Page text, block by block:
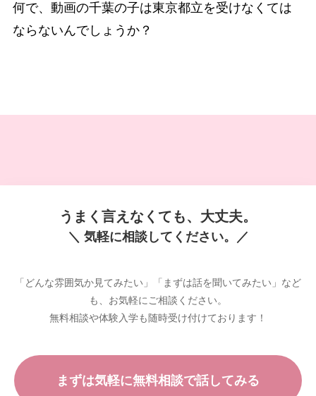
何で、動画の千葉の子は東京都立を受けなくては
ならないんでしょうか？
うまく言えなくても、大丈夫。
＼ 気軽に相談してください。／
「どんな雰囲気か見てみたい」「まずは話を聞いてみたい」など
も、お気軽にご相談ください。
無料相談や体験入学も随時受け付けております！
まずは気軽に無料相談で話してみる